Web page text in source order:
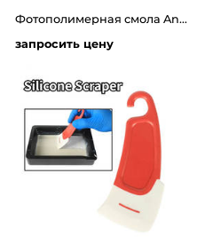
Фотополимерная смола Anycubic ABS-Like Pro 2 (1 кг)
запросить цену